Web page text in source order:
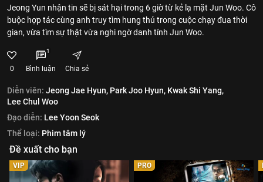
Jeong Yun nhận tin sẽ bị sát hại trong 6 giờ từ kẻ lạ mặt Jun Woo. Cô
buộc hợp tác cùng anh truy tìm hung thủ trong cuộc chạy đua thời
gian, vừa tìm sự thật vừa nghi ngờ danh tính Jun Woo.
0
1
Bình luận Chia sẻ
Diễn viên: Jeong Jae Hyun, Park Joo Hyun, Kwak Shi Yang,
Lee Chul Woo
Đạo diễn: Lee Yoon Seok
Thể loại: Phim tâm lý
Đề xuất cho bạn
VIP PRO